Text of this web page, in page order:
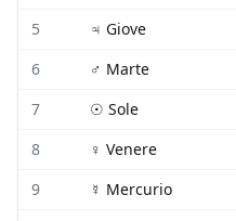
5
♃ Giove
6
♂ Marte
7
☉ Sole
8
♀ Venere
9
☿ Mercurio